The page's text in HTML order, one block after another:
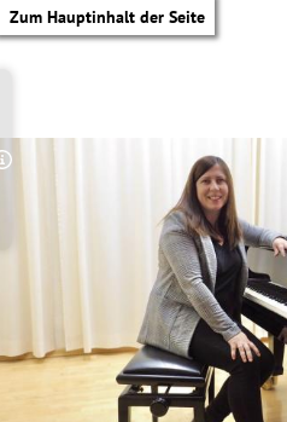
Zum Hauptinhalt der Seite
Copyright-Hinweis öffnen/schließen